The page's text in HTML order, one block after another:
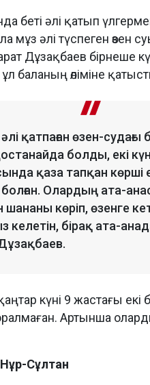
беті әлі қатып
мұз әлі түспеген өзен
Дұзақбаев бірнеше
ұл баланың өліміне
қатпаған өзен-
болды, екі
қаза тапқан
болған. Олардың ата-
шананы көріп, өзенге
бірақ ата-
қаңтар күні 9 жастағы
Артынша
Сұлтан